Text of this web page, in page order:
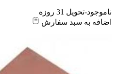
ناموجود-تحویل 31 روزه
اضافه به سبد سفارش